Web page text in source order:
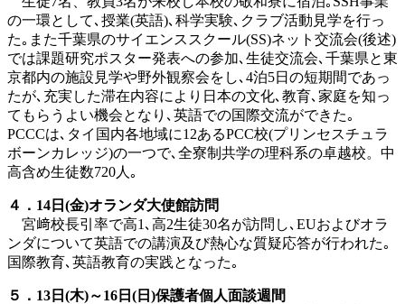
の一環として､授業(英語)､科学実験､クラブ活動見学を行っ
た｡また千葉県のサイエンススクール(SS)ネット交流会(後述)
では課題研究ポスター発表への参加､生徒交流会､千葉県と東
京都内の施設見学や野外観察会をし､4泊5日の短期間であっ
たが､充実した滞在内容により日本の文化､教育､家庭を知っ
てもらうよい機会となり､英語での国際交流ができた｡
PCCCは､タイ国内各地域に12あるPCC校(プリンセスチュラ
ボーンカレッジ)の一つで､全寮制共学の理科系の卓越校。中
高含め生徒数720人｡
４．14 日 (金)オランダ大使館訪問
宮﨑校長引率で高1､高2生徒30名が訪問し､EUおよびオラ
ンダについて英語での講演及び熱心な質疑応答が行われた｡
国際教育､英語教育の実践となった｡
５．13 日 (木)～16 日 ( 日 )保護者個人面談週間